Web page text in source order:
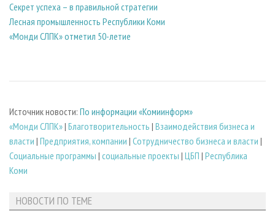
Секрет успеха – в правильной стратегии
Лесная промышленность Республики Коми
«Монди СЛПК» отметил 50-летие
Источник новости: По информации «Комиинформ»
«Монди СЛПК»| Благотворительность | Взаимодействия бизнеса и
власти | Предприятия, компании | Сотрудничество бизнеса и власти |
Социальные программы | социальные проекты | ЦБП | Республика
Коми
НОВОСТИ ПО ТЕМЕ